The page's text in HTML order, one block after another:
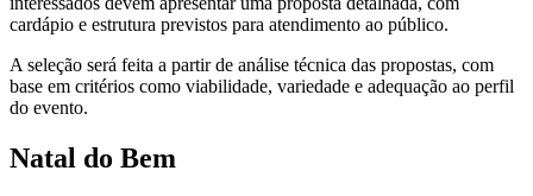
cardápio e estrutura previstos para atendimento ao público.
A seleção será feita a partir de análise técnica das propostas, com
base em critérios como viabilidade, variedade e adequação ao perfil
do evento.
Natal do Bem